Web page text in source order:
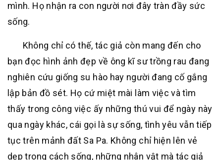
mình. Họ nhận ra con người nơi đây tràn đầy sức
sống.
Không chỉ có thế, tác giả còn mang đến cho
bạn đọc hình ảnh đẹp về ông kĩ sư trồng rau đang
nghiên cứu giống su hào hay người đang cố gắng
lập bản đồ sét. Họ cứ miệt mài làm việc và tìm
thấy trong công việc ấy những thú vui để ngày này
qua ngày khác, cái gọi là sự sống, tình yêu vẫn tiếp
tục trên mảnh đất Sa Pa. Không chỉ hiện lên vẻ
dẹp trong cách sống, những nhân vật mà tác giả